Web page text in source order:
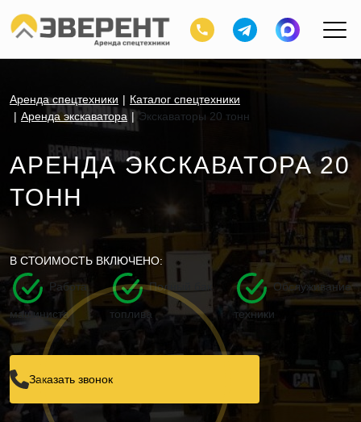
Аренда спецтехники
Каталог спецтехники
Аренда экскаватора
Экскаваторы 20 тонн
АРЕНДА ЭКСКАВАТОРА 20
ТОНН
В СТОИМОСТЬ ВКЛЮЧЕНО:
Работа
машиниста
Полный бак
топлива
Обслуживание
техники
Заказать звонок